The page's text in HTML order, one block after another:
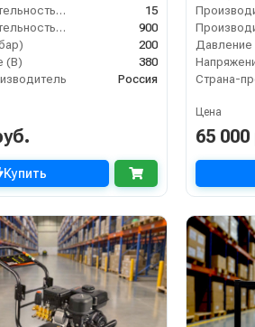
Производительность (л/мин)
15
Производительность (л/ч)
900
200
(В)
380
Россия
Купить
Давление
Страна-
Цена
65